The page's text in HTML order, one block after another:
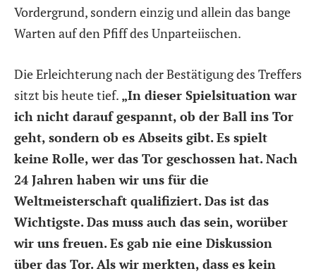
Vordergrund, sondern einzig und allein das bange
Warten auf den Pfiff des Unparteiischen.
Die Erleichterung nach der Bestätigung des Treffers
sitzt bis heute tief. „In dieser Spielsituation war
ich nicht darauf gespannt, ob der Ball ins Tor
geht, sondern ob es Abseits gibt. Es spielt
keine Rolle, wer das Tor geschossen hat. Nach
24 Jahren haben wir uns für die
Weltmeisterschaft qualifiziert. Das ist das
Wichtigste. Das muss auch das sein, worüber
wir uns freuen. Es gab nie eine Diskussion
über das Tor. Als wir merkten, dass es kein